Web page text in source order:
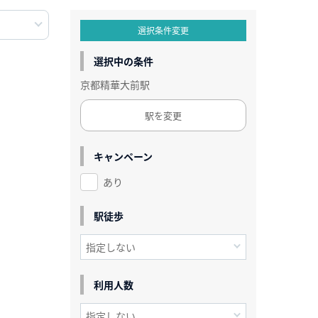
選択条件変更
選択中の条件
京都精華大前駅
駅を変更
キャンペーン
あり
駅徒歩
利用人数